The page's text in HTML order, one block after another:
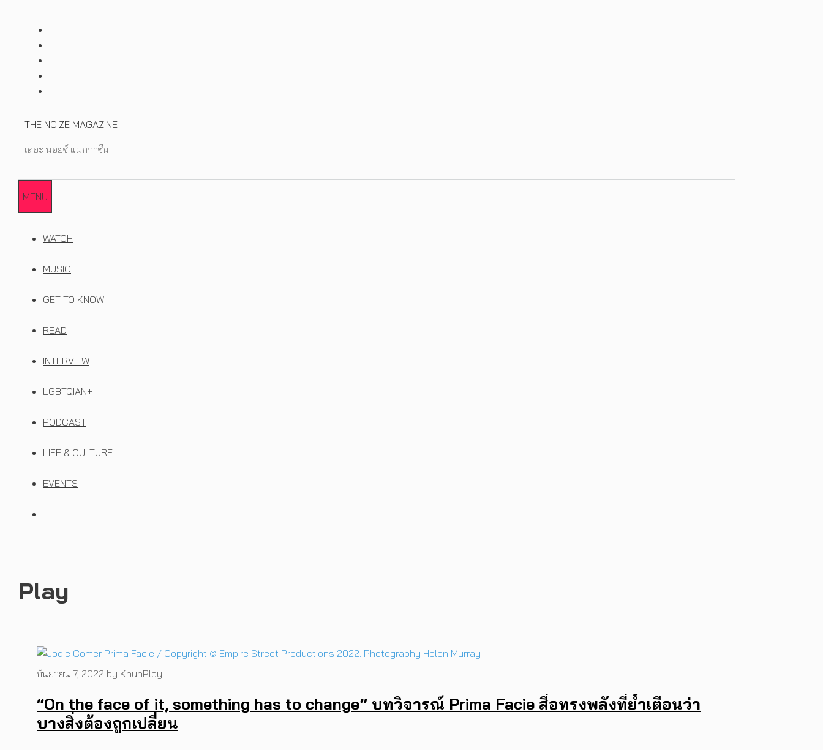
THE NOIZE MAGAZINE
เดอะ นอยซ์ แมกกาซีน
MENU
WATCH
MUSIC
GET TO KNOW
READ
INTERVIEW
LGBTQIAN+
PODCAST
LIFE & CULTURE
EVENTS
Play
“On the face of it, something has to change” บทวิจารณ์ Prima Facie สื่อทรงพลังที่ย้ำเตือนว่า
บางสิ่งต้องถูกเปลี่ยน
กันยายน 7, 2022 by KhunPloy